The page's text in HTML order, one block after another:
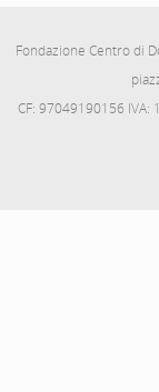
Fondazione Centro di
CF: 97049190156